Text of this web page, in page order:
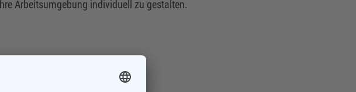
Arbeitsumgebung individuell zu gestalten.